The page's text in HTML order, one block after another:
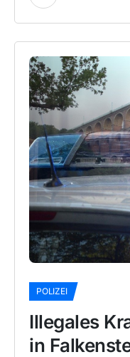
POLIZEI
Illegales
in